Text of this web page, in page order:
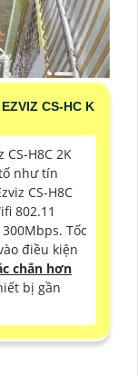
CS-HC K
H8C 2K
như tín
CS-H8C
802.11
Tốc
điều kiện
chắn hơn
bị gần